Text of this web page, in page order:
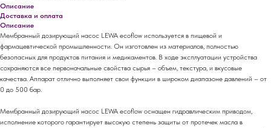
Описание
Доставка и оплата
Описание
Мембранный дозирующий насос LEWA ecoflow используется в пищевой и
фармацевтической промышленности. Он изготовлен из материалов, полностью
безопасных для продуктов питания и медикаментов. В ходе эксплуатации устройства
сохраняются все первоначальные свойства сырья – объем, текстура, и вкусовые
качества. Аппарат отлично выполняет свои функции в широком диапазоне давлений – от
0 до 500 бар.
Мембранный дозирующий насос LEWA ecoflow оснащен гидравлическим приводом,
исполнение которого гарантирует высокую степень защиты от протечек масла в